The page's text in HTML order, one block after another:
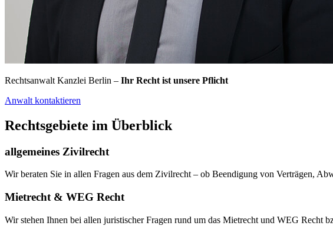
Rechtsanwalt Kanzlei Berlin – Ihr Recht ist unsere Pflicht
Anwalt kontaktieren
Rechtsgebiete im Überblick
allgemeines Zivilrecht
Wir beraten Sie in allen Fragen aus dem Zivilrecht – ob Beendigung von Verträgen,
Mietrecht & WEG Recht
Wir stehen Ihnen bei allen juristischer Fragen rund um das Mietrecht und WEG Recht